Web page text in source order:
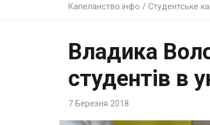
Капеланство.інфо / Студентське
Владика
студентів в
7 Березня 2018